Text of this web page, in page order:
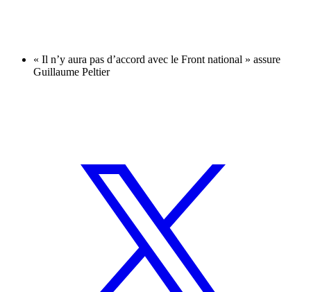
« Il n’y aura pas d’accord avec le Front national » assure
Guillaume Peltier